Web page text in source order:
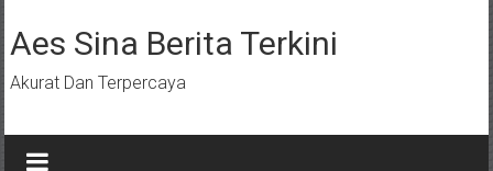
ke
konten
Aes Sina Berita Terkini
Akurat Dan Terpercaya